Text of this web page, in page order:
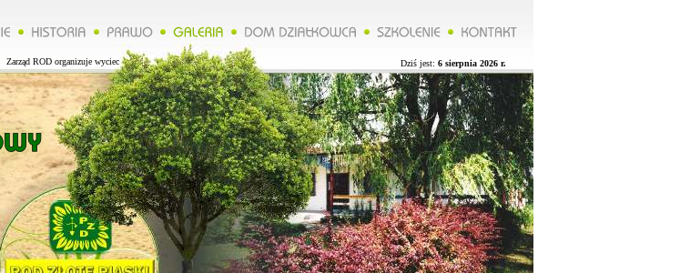
Zarząd ROD organizuje wycieczkę do Lublina więcej na naszej stronie.**********Zarząd ROD organizuje wycieczkę do Lublina więcej na naszej stronie.**********Zarząd ROD
Dziś jest: 6 sierpnia 2026 r.